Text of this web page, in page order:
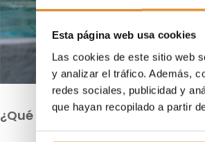
Esta página web usa cookies
Las cookies de este sitio web
y analizar el tráfico. Además,
redes sociales, publicidad y
que hayan recopilado a partir
¿Qué pavimento elegir?